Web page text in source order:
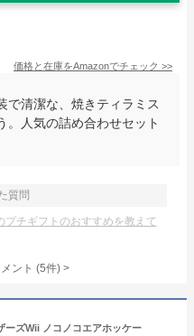
価格と在庫をAmazonでチェック >>
で清潔な、焼きティラミス
。人気の詰め合わせセット
質問
チギフトのおすすめを教えて
ント (5件) >
ーズWii ノコノコエアホッケー